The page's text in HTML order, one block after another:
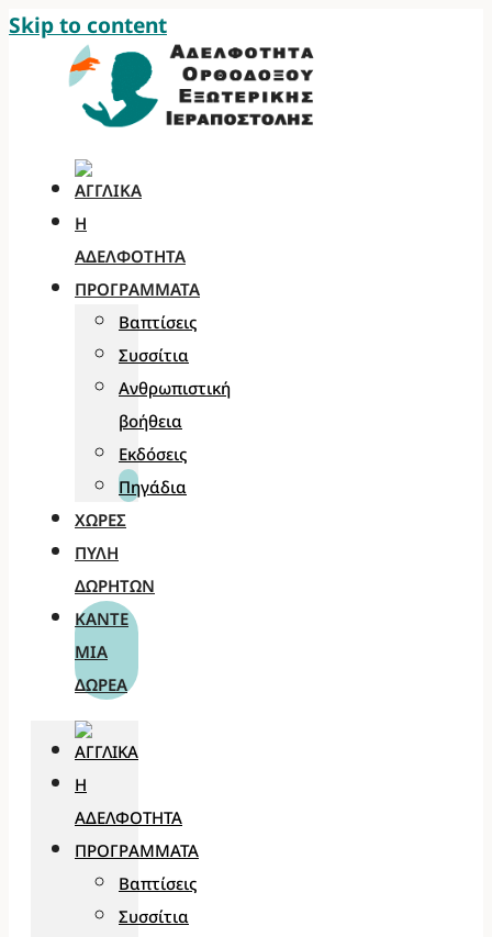
Skip to content
Η
ΑΔΕΛΦΌΤΗΤΑ
ΠΡΟΓΡΆΜΜΑΤΑ
Βαπτίσεις
Συσσίτια
Ανθρωπιστική
βοήθεια
Εκδόσεις
Πηγάδια
ΧΏΡΕΣ
ΠΎΛΗ
ΔΩΡΗΤΏΝ
ΚΆΝΤΕ
ΜΊΑ
ΔΩΡΕΆ
Η
ΑΔΕΛΦΌΤΗΤΑ
ΠΡΟΓΡΆΜΜΑΤΑ
Βαπτίσεις
Συσσίτια